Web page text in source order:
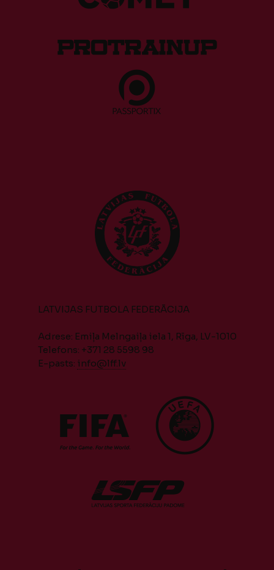
LATVIJAS FUTBOLA FEDERĀCIJA
Adrese: Emiļa Melngaiļa iela 1, Rīga, LV-1010
Telefons: +371 28 5598 98
E-pasts: info@lff.lv